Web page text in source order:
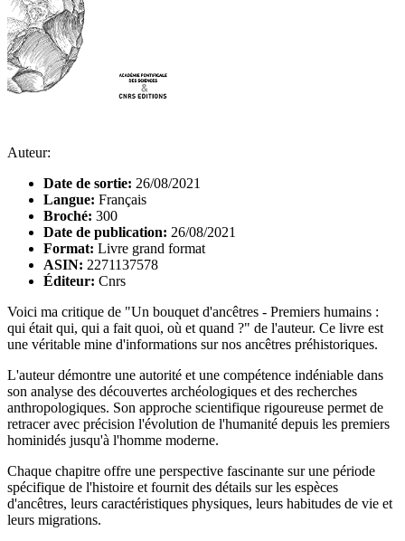
Auteur:
Date de sortie: 26/08/2021
Langue: Français
Broché: 300
Date de publication: 26/08/2021
Format: Livre grand format
ASIN: 2271137578
Éditeur: Cnrs
Voici ma critique de "Un bouquet d'ancêtres - Premiers humains :
qui était qui, qui a fait quoi, où et quand ?" de l'auteur. Ce livre est
une véritable mine d'informations sur nos ancêtres préhistoriques.
L'auteur démontre une autorité et une compétence indéniable dans
son analyse des découvertes archéologiques et des recherches
anthropologiques. Son approche scientifique rigoureuse permet de
retracer avec précision l'évolution de l'humanité depuis les premiers
hominidés jusqu'à l'homme moderne.
Chaque chapitre offre une perspective fascinante sur une période
spécifique de l'histoire et fournit des détails sur les espèces
d'ancêtres, leurs caractéristiques physiques, leurs habitudes de vie et
leurs migrations.